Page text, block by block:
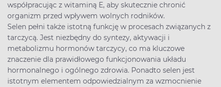
współpracując z witaminą E, aby skutecznie chronić
organizm przed wpływem wolnych rodników.
Selen pełni także istotną funkcję w procesach związanych z
tarczycą. Jest niezbędny do syntezy, aktywacji i
metabolizmu hormonów tarczycy, co ma kluczowe
znaczenie dla prawidłowego funkcjonowania układu
hormonalnego i ogólnego zdrowia. Ponadto selen jest
istotnym elementem odpowiedzialnym za wzmocnienie